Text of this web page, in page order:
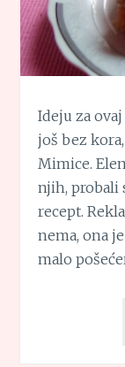
Ideju za
još bez
Mimice.
njih, probali
recept.
nema, ona
malo